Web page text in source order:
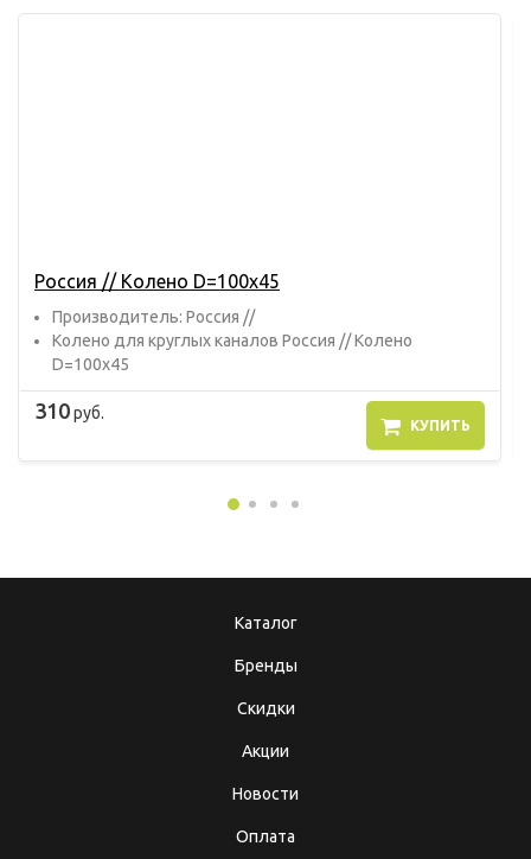
Россия // Колено D=100х45
Прoизвoдитель: Россия //
Колено для круглых каналов Россия // Колено
D=100х45
310руб.
КУПИТЬ
Каталог
Бренды
Скидки
Акции
Новости
Оплата